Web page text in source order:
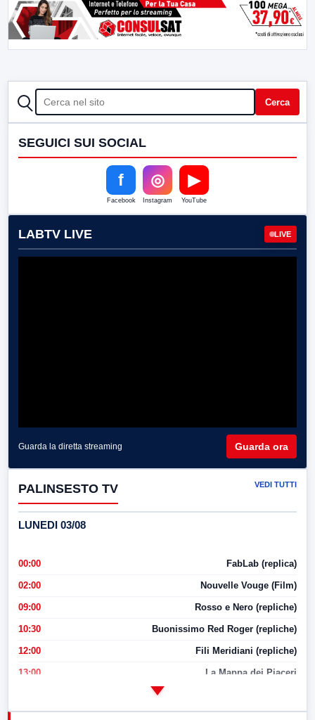
CERCA Cerca
SEGUICI SUI SOCIAL
f
Facebook
◎
Instagram
▶
YouTube
LABTV LIVE LIVE
Guarda la diretta streaming Guarda ora
PALINSESTO TV VEDI TUTTI
LUNEDI 03/08
00:00 FabLab (replica)
02:00 Nouvelle Vouge (Film)
09:00 Rosso e Nero (repliche)
10:30 Buonissimo Red Roger (repliche)
12:00 Fili Meridiani (repliche)
13:00 La Mappa dei Piaceri